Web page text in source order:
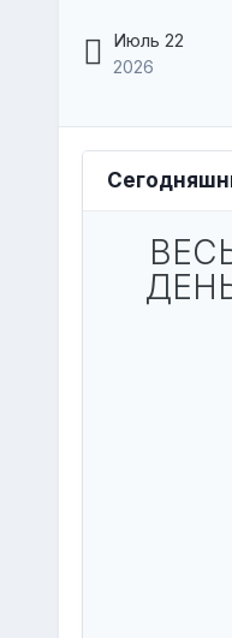
Июль 22
2026